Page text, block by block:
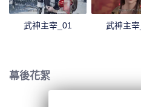
武神主宰_01 武神主
幕後花絮